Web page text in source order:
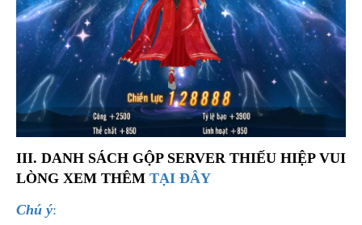
III. DANH SÁCH GỘP SERVER THIẾU HIỆP VUI
LÒNG XEM THÊM TẠI ĐÂY
Chú ý: